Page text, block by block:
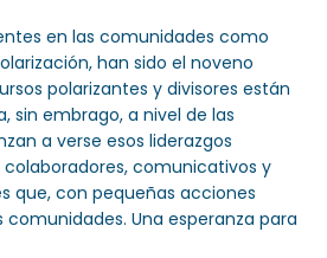
en las comunidades como
han sido el noveno
polarizantes y divisores están
sin embrago, a nivel de las
a verse esos liderazgos
comunicativos y
que, con pequeñas acciones
Una esperanza para